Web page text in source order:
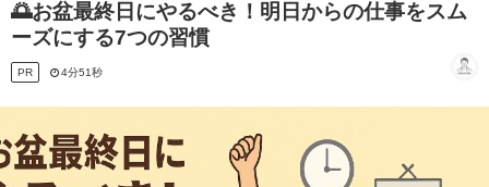
🌅お盆最終日にやるべき！明日からの仕事をスム
ーズにする7つの習慣
PR 4分51秒